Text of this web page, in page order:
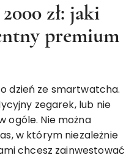
zł: jaki
premium
dzień ze smartwatcha.
zegarek, lub nie
ogóle. Nie można
w którym niezależnie
chcesz zainwestować